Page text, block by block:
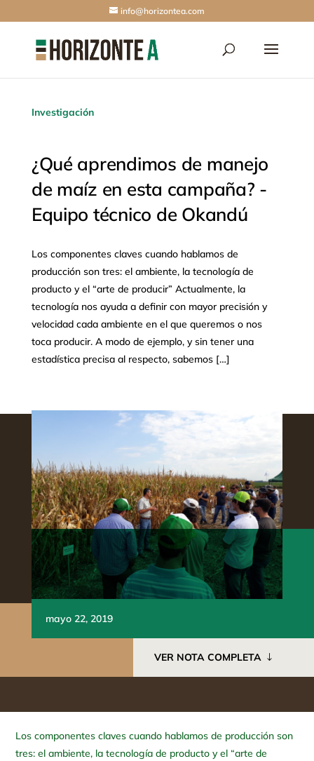
info@horizontea.com
Investigación
¿Qué aprendimos de manejo
de maíz en esta campaña? -
Equipo técnico de Okandú
Los componentes claves cuando hablamos de
producción son tres: el ambiente, la tecnología de
producto y el “arte de producir” Actualmente, la
tecnología nos ayuda a definir con mayor precisión y
velocidad cada ambiente en el que queremos o nos
toca producir. A modo de ejemplo, y sin tener una
estadística precisa al respecto, sabemos […]
mayo 22, 2019
VER NOTA COMPLETA
Los componentes claves cuando hablamos de producción son
tres: el ambiente, la tecnología de producto y el “arte de